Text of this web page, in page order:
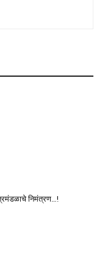
निमंत्रण…!